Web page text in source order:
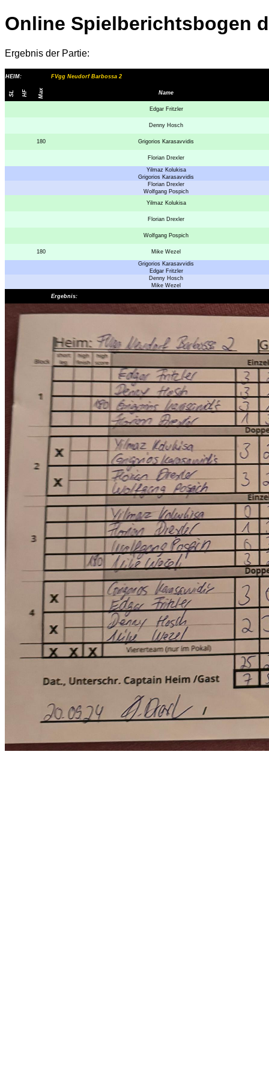
Online Spielberichtsbogen
Ergebnis der Partie:
HEIM: FVgg Neudorf Barbossa 2
SL HF Max Name
Edgar Fritzler
Denny Hosch
180 Grigorios Karasavvidis
Florian Drexler
Yilmaz Kolukisa
Grigorios Karasavvidis
Florian Drexler
Wolfgang Pospich
Yilmaz Kolukisa
Florian Drexler
Wolfgang Pospich
180
Mike Wezel
Grigorios Karasavvidis
Edgar Fritzler
Denny Hosch
Mike Wezel
Ergebnis: